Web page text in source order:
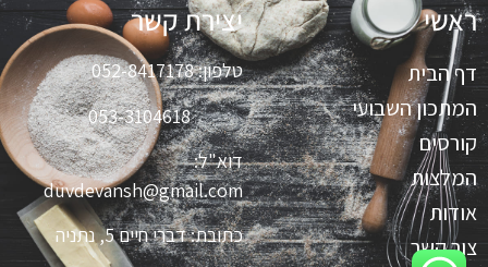
ראשי
דף הבית
המתכון השבועי
קורסים
המלצות
אודות
צור קשר
יצירת קשר
טלפון:052-8417178
053-3104618
דוא"ל:
duvdevansh@gmail.com
כתובת:דברי חיים 5, נתניה